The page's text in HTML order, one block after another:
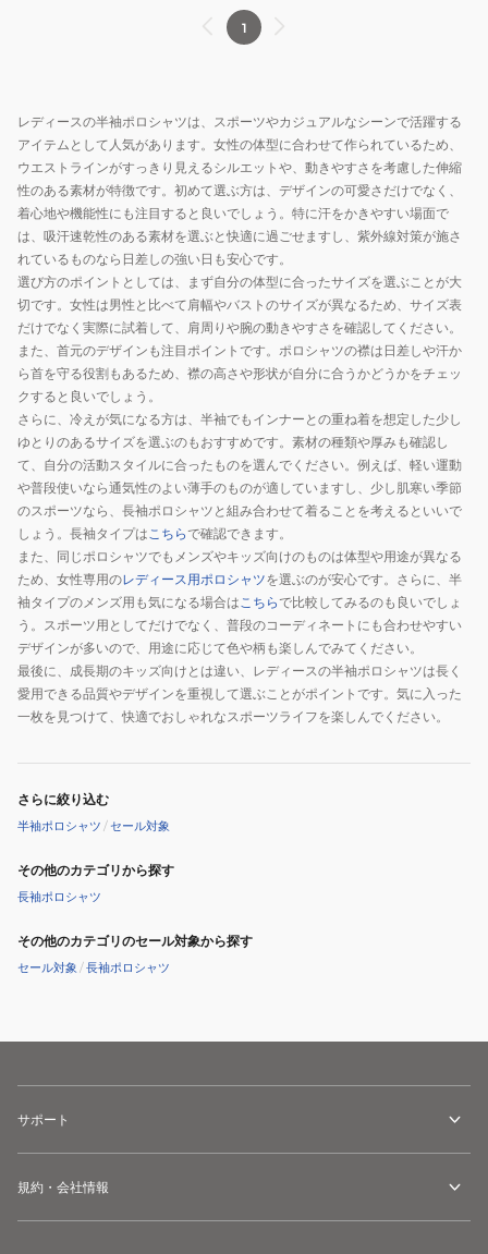
25
PNK
1
レディースの半袖ポロシャツは、スポーツやカジュアルなシーンで活躍する
アイテムとして人気があります。女性の体型に合わせて作られているため、
ウエストラインがすっきり見えるシルエットや、動きやすさを考慮した伸縮
性のある素材が特徴です。初めて選ぶ方は、デザインの可愛さだけでなく、
着心地や機能性にも注目すると良いでしょう。特に汗をかきやすい場面で
は、吸汗速乾性のある素材を選ぶと快適に過ごせますし、紫外線対策が施さ
れているものなら日差しの強い日も安心です。
選び方のポイントとしては、まず自分の体型に合ったサイズを選ぶことが大
切です。女性は男性と比べて肩幅やバストのサイズが異なるため、サイズ表
だけでなく実際に試着して、肩周りや腕の動きやすさを確認してください。
また、首元のデザインも注目ポイントです。ポロシャツの襟は日差しや汗か
ら首を守る役割もあるため、襟の高さや形状が自分に合うかどうかをチェッ
クすると良いでしょう。
さらに、冷えが気になる方は、半袖でもインナーとの重ね着を想定した少し
ゆとりのあるサイズを選ぶのもおすすめです。素材の種類や厚みも確認し
て、自分の活動スタイルに合ったものを選んでください。例えば、軽い運動
や普段使いなら通気性のよい薄手のものが適していますし、少し肌寒い季節
のスポーツなら、長袖ポロシャツと組み合わせて着ることを考えるといいで
しょう。長袖タイプはこちらで確認できます。
また、同じポロシャツでもメンズやキッズ向けのものは体型や用途が異なる
ため、女性専用のレディース用ポロシャツを選ぶのが安心です。さらに、半
袖タイプのメンズ用も気になる場合はこちらで比較してみるのも良いでしょ
う。スポーツ用としてだけでなく、普段のコーディネートにも合わせやすい
デザインが多いので、用途に応じて色や柄も楽しんでみてください。
最後に、成長期のキッズ向けとは違い、レディースの半袖ポロシャツは長く
愛用できる品質やデザインを重視して選ぶことがポイントです。気に入った
一枚を見つけて、快適でおしゃれなスポーツライフを楽しんでください。
さらに絞り込む
半袖ポロシャツ /セール対象
その他のカテゴリから探す
長袖ポロシャツ
その他のカテゴリのセール対象から探す
セール対象 /長袖ポロシャツ
サポート
規約・会社情報